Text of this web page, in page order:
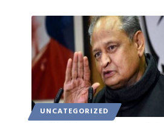
UNCATEGORIZED